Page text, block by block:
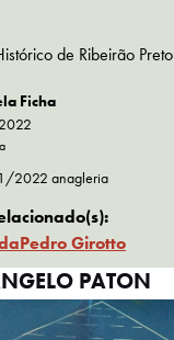
de Ribeirão Preto
Ficha
2022 anagleria
Pedro Girotto
PATON